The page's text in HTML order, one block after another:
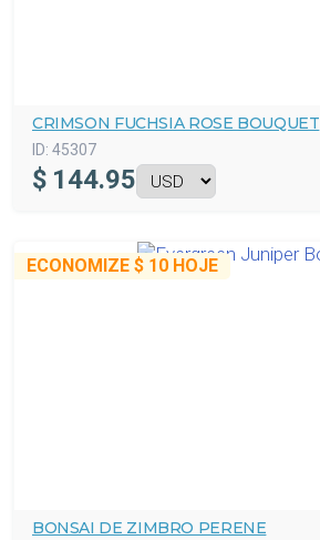
CRIMSON FUCHSIA ROSE BOUQUET
ID: 45307
$ 144.95
ECONOMIZE $ 10 HOJE
BONSAI DE ZIMBRO PERENE